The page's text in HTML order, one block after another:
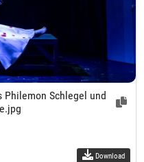
Philemon Schlegel und
Download